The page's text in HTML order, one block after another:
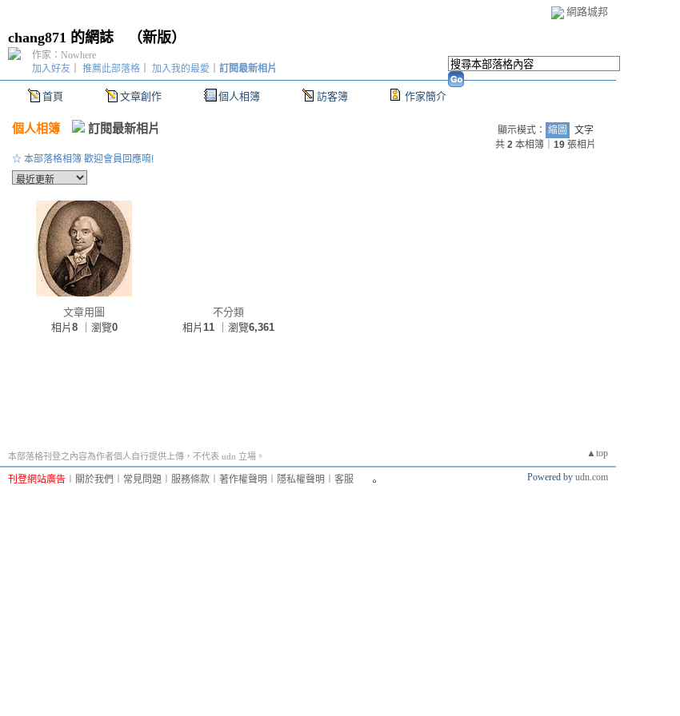
網路城邦
chang871 的網誌 （新版）
首頁 文章創作 個人相簿 訪客簿 作家簡介
加入好友 推薦此部落格 加入我的最愛 訂閱最新相片
作家：Nowhere
個人相簿 訂閱最新相片 顯示模式： 縮圖
文字
共 2 本相簿｜ 19 張相片
☆ 本部落格相簿 歡迎會員回應唷!
文章用圖
相片 8｜瀏覽0
不分類
相片 11｜瀏覽6,361
▲top
本部落格刊登之內容為作者個人自行提供上傳，不代表 udn 立場。
刊登網站廣告 關於我們 常見問題 服務條款 著作權聲明 隱私權聲明 客服 Powered by udn.com